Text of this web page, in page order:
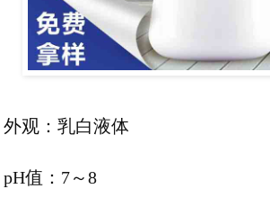
外观：乳白液体
pH值：7～8